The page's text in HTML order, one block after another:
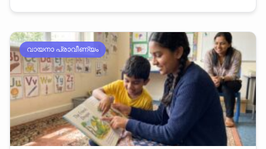
വായനാ പ്രാവീണ്യം